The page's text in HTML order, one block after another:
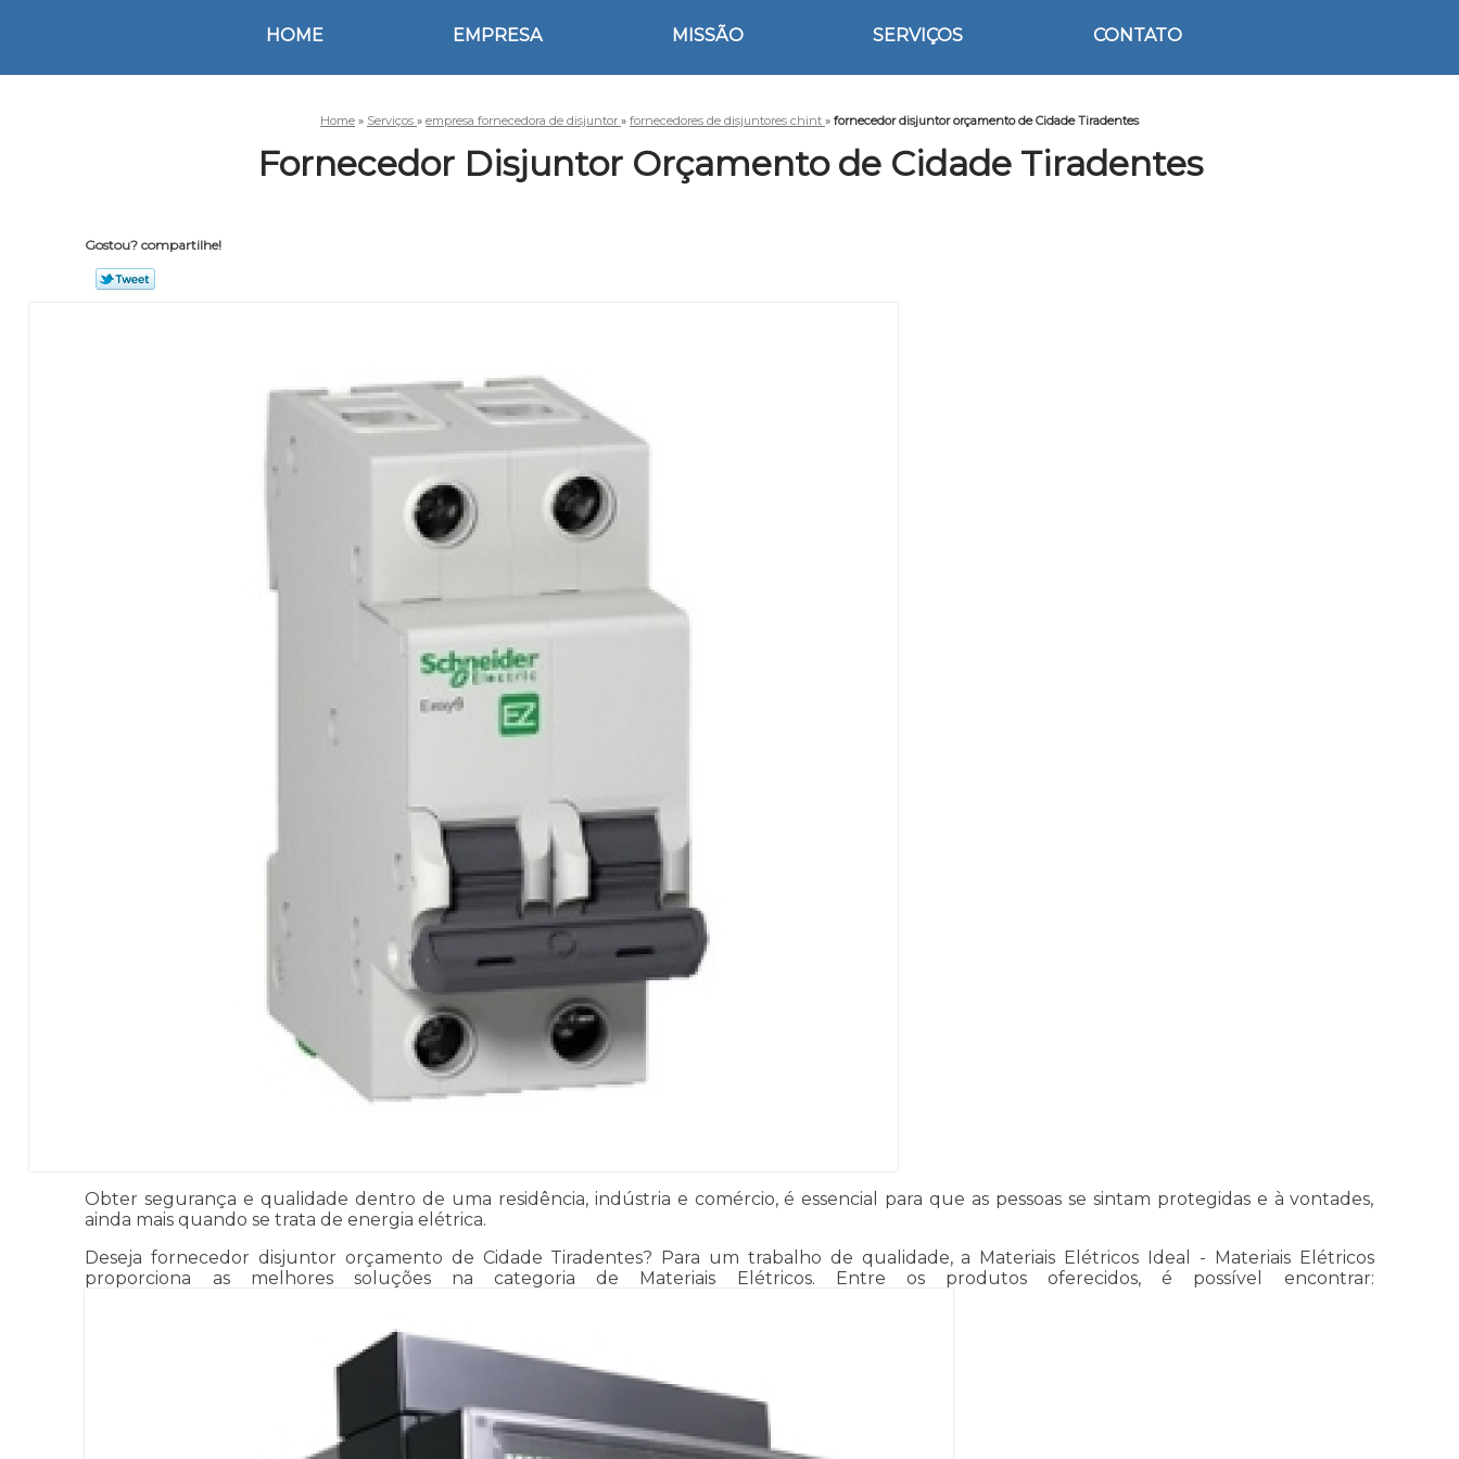
HOME EMPRESA MISSÃO SERVIÇOS CONTATO
Home » Serviços » empresa fornecedora de disjuntor » fornecedores de disjuntores chint » fornecedor disjuntor orçamento de Cidade Tiradentes
Fornecedor Disjuntor Orçamento de Cidade Tiradentes
Gostou? compartilhe!
Obter segurança e qualidade dentro de uma residência, indústria e comércio, é essencial para que as pessoas se sintam protegidas e à vontades,
ainda mais quando se trata de energia elétrica.
Deseja fornecedor disjuntor orçamento de Cidade Tiradentes? Para um trabalho de qualidade, a Materiais Elétricos Ideal - Materiais Elétricos
proporciona as melhores soluções na categoria de Materiais Elétricos. Entre os produtos oferecidos, é possível encontrar: